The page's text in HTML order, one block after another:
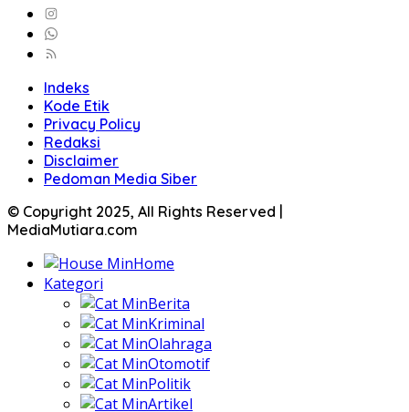
Indeks
Kode Etik
Privacy Policy
Redaksi
Disclaimer
Pedoman Media Siber
© Copyright 2025, All Rights Reserved |
MediaMutiara.com
Home
Kategori
Berita
Kriminal
Olahraga
Otomotif
Politik
Artikel